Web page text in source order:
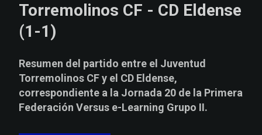
Torremolinos CF - CD Eldense
(1-1)
Resumen del partido entre el Juventud
Torremolinos CF y el CD Eldense,
correspondiente a la Jornada 20 de la Primera
Federación Versus e-Learning Grupo II.